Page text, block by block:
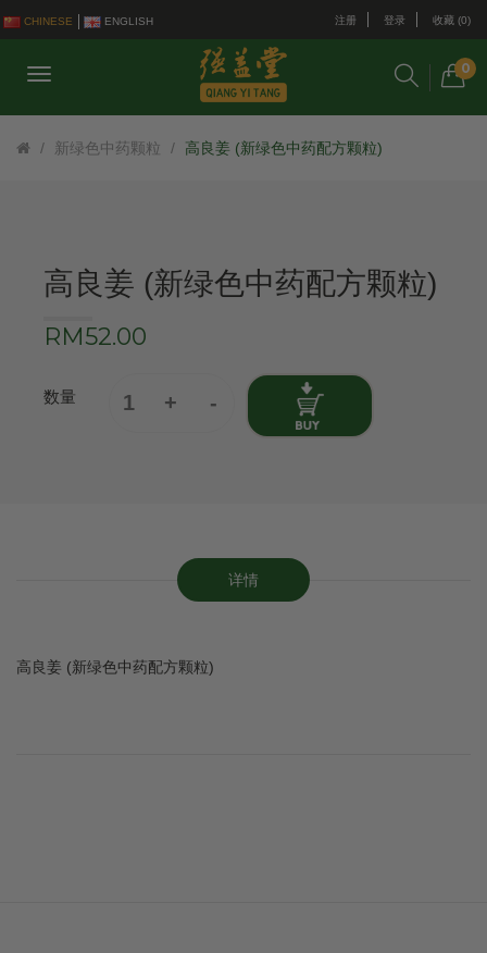
CHINESE ENGLISH 注册 登录 收藏 (0)
0
新绿色中药颗粒 高良姜 (新绿色中药配方颗粒)
高良姜 (新绿色中药配方颗粒)
RM52.00
数量
详情
高良姜 (新绿色中药配方颗粒)